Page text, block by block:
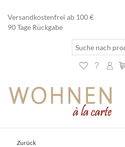
Versandkostenfrei ab 100 €
90 Tage Rückgabe
Zurück